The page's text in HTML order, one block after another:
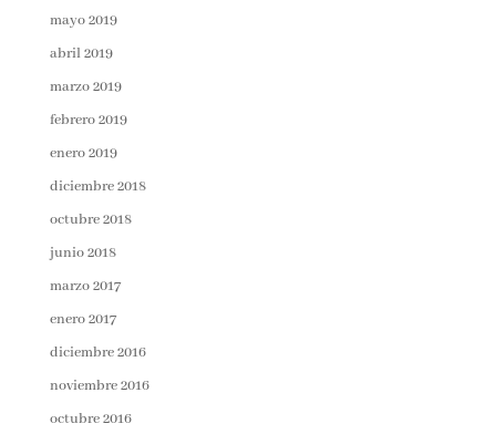
mayo 2019
abril 2019
marzo 2019
febrero 2019
enero 2019
diciembre 2018
octubre 2018
junio 2018
marzo 2017
enero 2017
diciembre 2016
noviembre 2016
octubre 2016